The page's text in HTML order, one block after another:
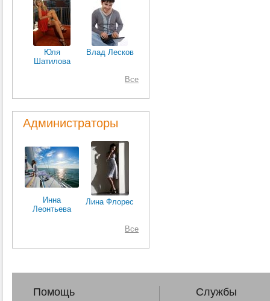
Юля
Шатилова
Влад Лесков
Все
Администраторы
Инна
Леонтьева
Лина Флорес
Все
Помощь Службы